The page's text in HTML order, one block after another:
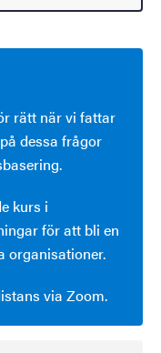
rätt när vi fattar
dessa frågor
kurs i
för att bli en
organisationer.
via Zoom.